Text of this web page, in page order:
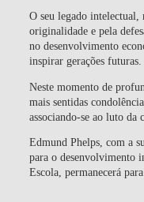
O seu legado intelectual,
originalidade e pela
no desenvolvimento
inspirar gerações futuras.
Neste momento de
mais sentidas
associando-se ao luto da
Edmund Phelps, com a
para o desenvolvimento
Escola, permanecerá